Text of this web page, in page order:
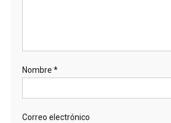
Nombre *
Correo electrónico